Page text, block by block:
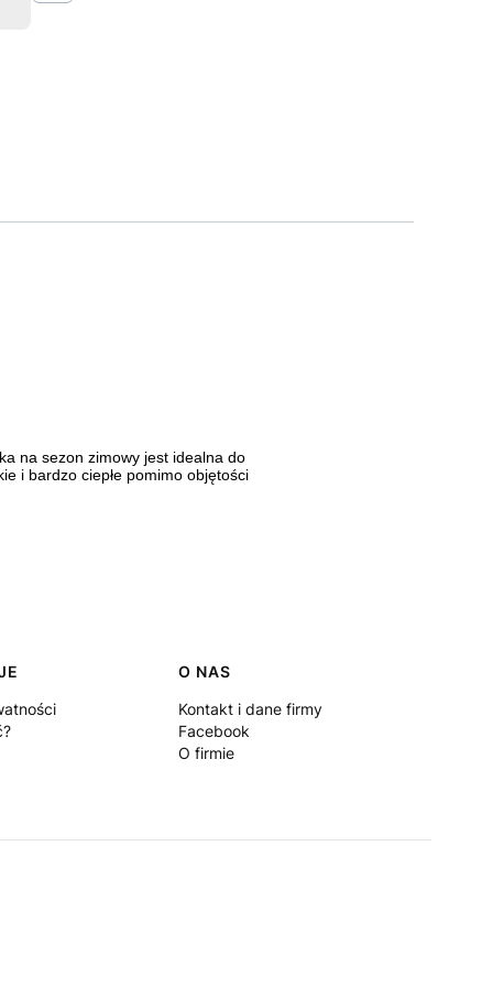
na sezon zimowy jest idealna do
i bardzo ciepłe pomimo objętości
O NAS
Kontakt i dane firmy
Facebook
O firmie